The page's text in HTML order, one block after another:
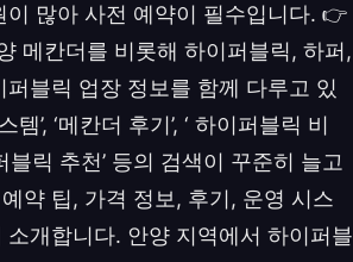
많아 사전 예약이 필수입니다. 👉
메칸더를 비롯해 하이퍼블릭, 하퍼,
블릭 업장 정보를 함께 다루고 있
’, ‘메칸더 후기’, ‘ 하이퍼블릭 비
블릭 추천’ 등의 검색이 꾸준히 늘고
약 팁, 가격 정보, 후기, 운영 시스
개합니다. 안양 지역에서 하이퍼블